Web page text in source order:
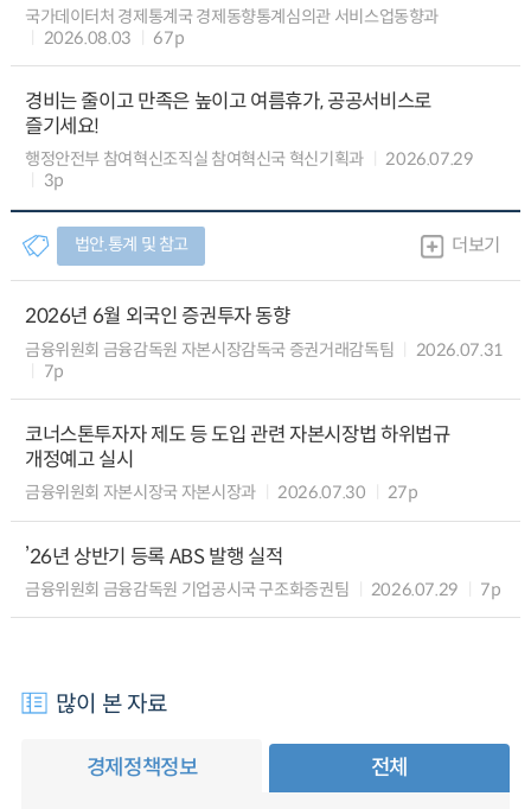
국가데이터처 경제통계국 경제동향통계심의관 서비스업동향과
2026.08.03
67p
경비는 줄이고 만족은 높이고 여름휴가, 공공서비스로
즐기세요!
행정안전부 참여혁신조직실 참여혁신국 혁신기획과
2026.07.29
3p
법안.통계 및 참고 더보기
2026년 6월 외국인 증권투자 동향
금융위원회 금융감독원 자본시장감독국 증권거래감독팀
2026.07.31
7p
코너스톤투자자 제도 등 도입 관련 자본시장법 하위법규
개정예고 실시
금융위원회 자본시장국 자본시장과 2026.07.30 27p
’26년 상반기 등록 ABS 발행 실적
금융위원회 금융감독원 기업공시국 구조화증권팀 2026.07.29 7p
많이 본 자료
경제정책정보 전체